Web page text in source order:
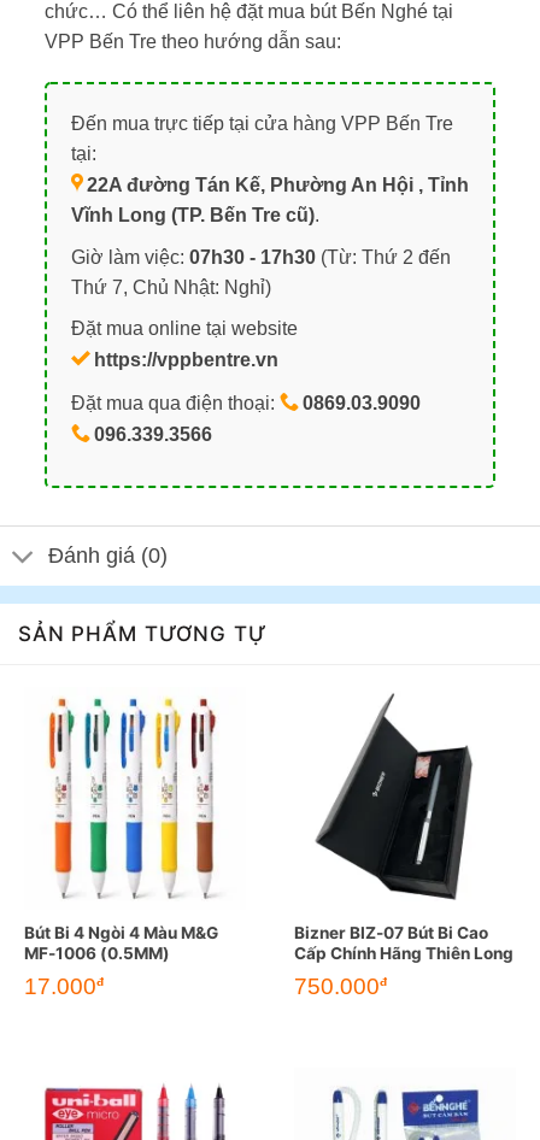
chức… Có thể liên hệ đặt mua bút Bến Nghé tại
VPP Bến Tre theo hướng dẫn sau:
Đến mua trực tiếp tại cửa hàng VPP Bến Tre
tại:
22A đường Tán Kế, Phường An Hội , Tỉnh
Vĩnh Long (TP. Bến Tre cũ).
Giờ làm việc: 07h30 - 17h30(Từ: Thứ 2 đến
Thứ 7, Chủ Nhật: Nghỉ)
Đặt mua online tại website
https://vppbentre.vn
Đặt mua qua điện thoại:
0869.03.9090
096.339.3566
Đánh giá (0)
SẢN PHẨM TƯƠNG TỰ
Bút Bi 4 Ngòi 4 Màu M&G
MF-1006 (0.5MM)
17.000đ
Bizner BIZ-07 Bút Bi Cao
Cấp Chính Hãng Thiên Long
750.000đ